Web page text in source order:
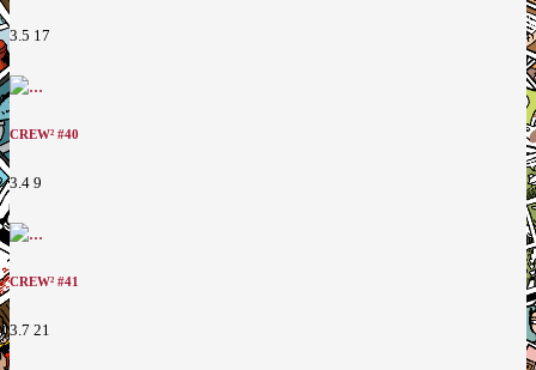
3.5 17
CREW² #40
3.4 9
CREW² #41
3.7 21